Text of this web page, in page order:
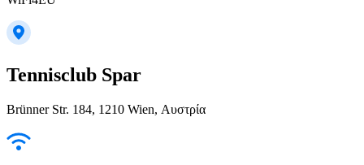
Tennisclub Spar
Brünner Str. 184, 1210 Wien, Αυστρία